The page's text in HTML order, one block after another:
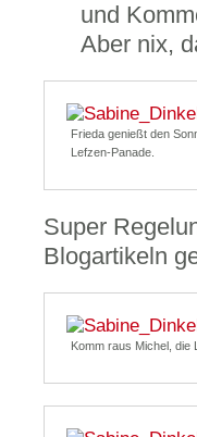
und
Aber nix,
Frieda genießt den
Lefzen-Panade.
Super
Blogartikeln
Komm raus Michel, die